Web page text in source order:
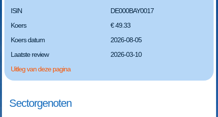
ISIN
DE000BAY0017
Koers
€ 49.33
Koers datum
2026-08-05
Laatste review
2026-03-10
Uitleg van deze pagina
Sectorgenoten